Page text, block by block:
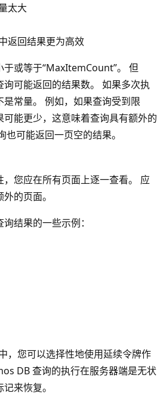
太大
返回结果更为高效
或等于“MaxItemCount”。 但
可能返回的结果数。 如果多次执
常量。 例如，如果查询受到限
能更少，这意味着查询具有额外的
可能返回一页空的结果。
您应在所有页面上逐一查看。 应
的页面。
结果的一些示例：
，您可以选择性地使用延续令牌作
DB 查询的执行在服务器端是无状
来恢复。